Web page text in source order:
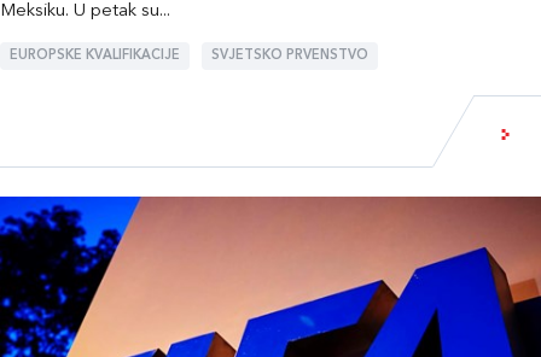
Meksiku. U petak su...
EUROPSKE KVALIFIKACIJE SVJETSKO PRVENSTVO